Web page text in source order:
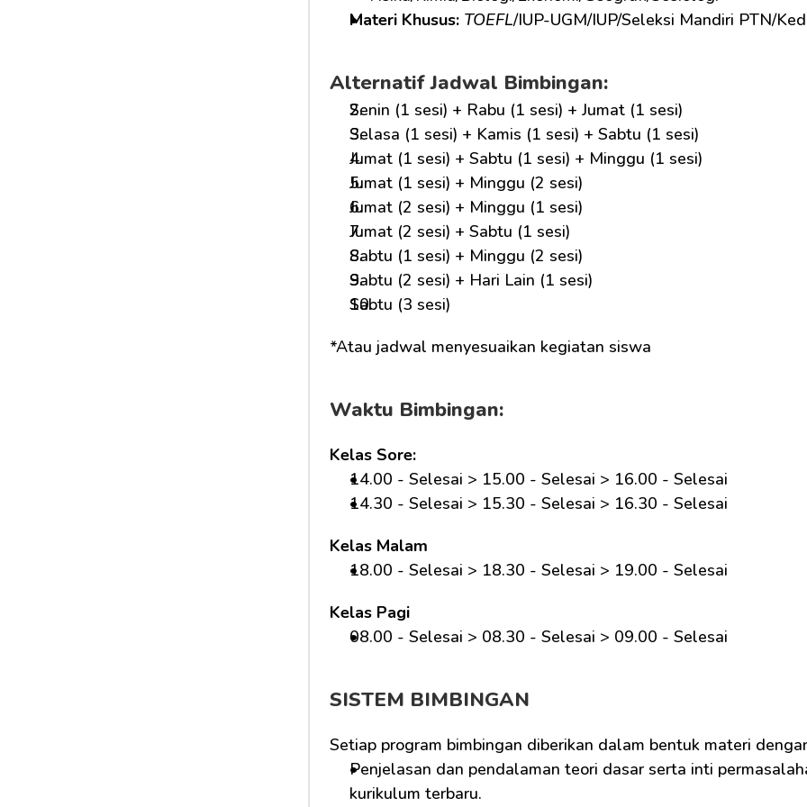
Materi Khusus: TOEFL/IUP-UGM/IUP/Seleksi Mandiri PTN/
Alternatif Jadwal Bimbingan:
Senin (1 sesi) + Rabu (1 sesi) + Jumat (1 sesi)
Selasa (1 sesi) + Kamis (1 sesi) + Sabtu (1 sesi)
Jumat (1 sesi) + Sabtu (1 sesi) + Minggu (1 sesi)
Jumat (1 sesi) + Minggu (2 sesi)
Jumat (2 sesi) + Minggu (1 sesi)
Jumat (2 sesi) + Sabtu (1 sesi)
Sabtu (1 sesi) + Minggu (2 sesi)
Sabtu (2 sesi) + Hari Lain (1 sesi)
Sabtu (3 sesi)
*Atau jadwal menyesuaikan kegiatan siswa
Waktu Bimbingan:
Kelas Sore:
14.00 - Selesai > 15.00 - Selesai > 16.00 - Selesai
14.30 - Selesai > 15.30 - Selesai > 16.30 - Selesai
Kelas Malam
18.00 - Selesai > 18.30 - Selesai > 19.00 - Selesai
Kelas Pagi
08.00 - Selesai > 08.30 - Selesai > 09.00 - Selesai
SISTEM BIMBINGAN
Setiap program bimbingan diberikan dalam bentuk materi
Penjelasan dan pendalaman teori dasar serta inti
kurikulum terbaru.